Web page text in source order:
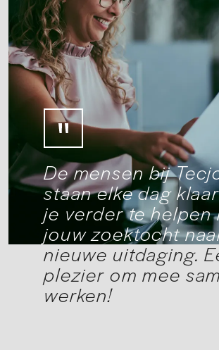
De mensen bij
staan elke dag
je verder te helpen
jouw zoektocht
nieuwe uitdaging.
plezier om mee
werken!